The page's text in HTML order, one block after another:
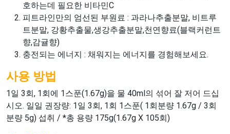
호하는데 필요한 비타민C
피트라인만의 엄선된 부원료 : 과라나추출분말, 비트루
트분말, 강황추출물,생강추출분말,천연향료(블랙커런트
향,감귤향)
충전되는 에너지 : 채워지는 에너지를 경험해보세요.
사용 방법
1일 3회, 1회에 1스푼(1.67g)을 물 40ml의 섞어 잘 저어 드십
시오. 일일 권장량: 1일 3회, 1회 1스푼( 1회분량 1.67g / 3회
분량 5g) 섭취 / *총 용량 175g(1.67g X 105회)